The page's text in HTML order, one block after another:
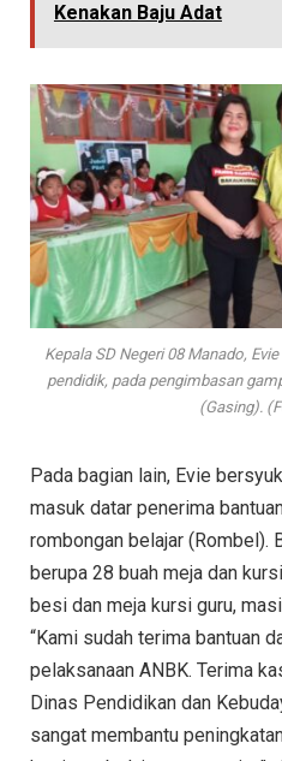
Kenakan Baju Adat
Kepala SD Negeri 08 Manado,
pendidik, pada pengimbasan
(Gasing).
Pada bagian lain, Evie
masuk datar penerima
rombongan belajar (Rombel).
berupa 28 buah meja dan
besi dan meja kursi guru,
“Kami sudah terima bantuan
pelaksanaan ANBK. Terima
Dinas Pendidikan dan
sangat membantu